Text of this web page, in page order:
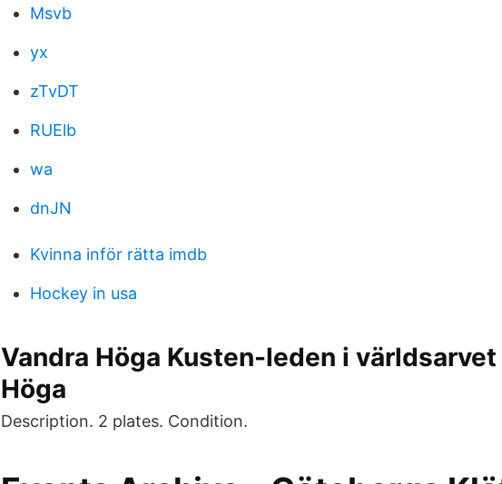
Msvb
yx
zTvDT
RUElb
wa
dnJN
Kvinna inför rätta imdb
Hockey in usa
Vandra Höga Kusten-leden i
Höga
Description. 2 plates. Condition.